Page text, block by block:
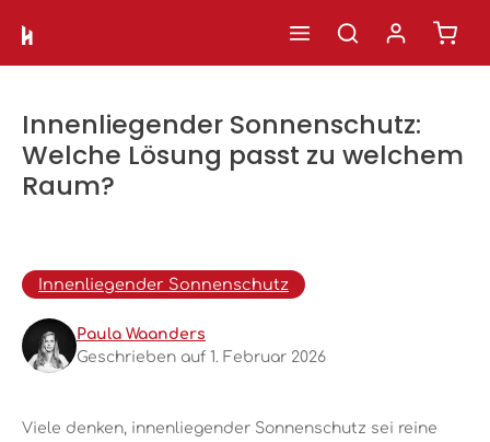
Zum Hauptinhalt springen
Innenliegender Sonnenschutz:
Welche Lösung passt zu welchem
Raum?
Innenliegender Sonnenschutz
Paula Waanders
Geschrieben auf 1. Februar 2026
Viele denken, innenliegender Sonnenschutz sei reine